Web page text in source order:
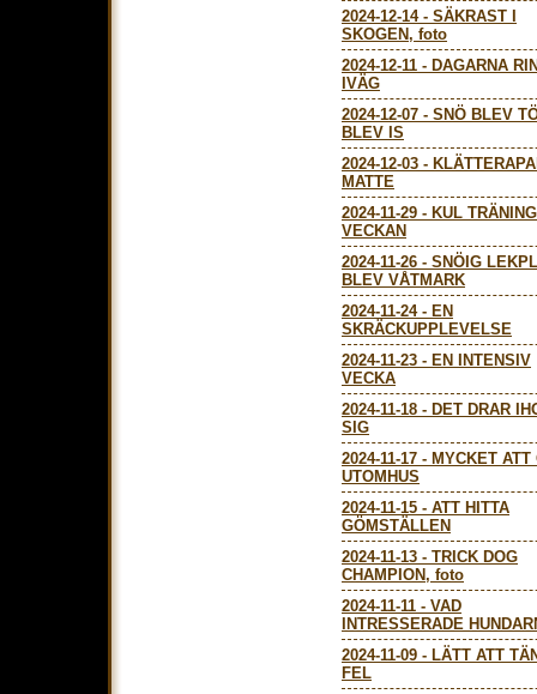
2024-12-14- SÄKRAST I
SKOGEN, foto
2024-12-11 - DAGARNA
IVÄG
2024-12-07 - SNÖ BLEV
BLEV IS
2024-12-03 -
MATTE
2024-11-29 - KUL
VECKAN
2024-11-26 - SNÖIG
BLEV VÅTMARK
2024-11-24- EN
SKRÄCKUPPLEVELSE
2024-11-23 - EN INTENSIV
VECKA
2024-11-18 - DET DRAR
SIG
2024-11-17 - MYCKET ATT
UTOMHUS
2024-11-15 - ATT HITTA
GÖMSTÄLLEN
2024-11-13 - TRICK DOG
CHAMPION, foto
2024-11-11 - VAD
INTRESSERADE
2024-11-09 - LÄTT ATT
FEL